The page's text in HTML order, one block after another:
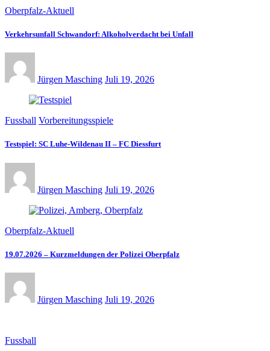
Oberpfalz-Aktuell
Verkehrsunfall Schwandorf: Alkoholverdacht bei Unfall
Jürgen Masching Juli 19, 2026
Fussball Vorbereitungsspiele
Testspiel: SC Luhe-Wildenau II – FC Diessfurt
Jürgen Masching Juli 19, 2026
Oberpfalz-Aktuell
19.07.2026 – Kurzmeldungen der Polizei Oberpfalz
Jürgen Masching Juli 19, 2026
Fussball